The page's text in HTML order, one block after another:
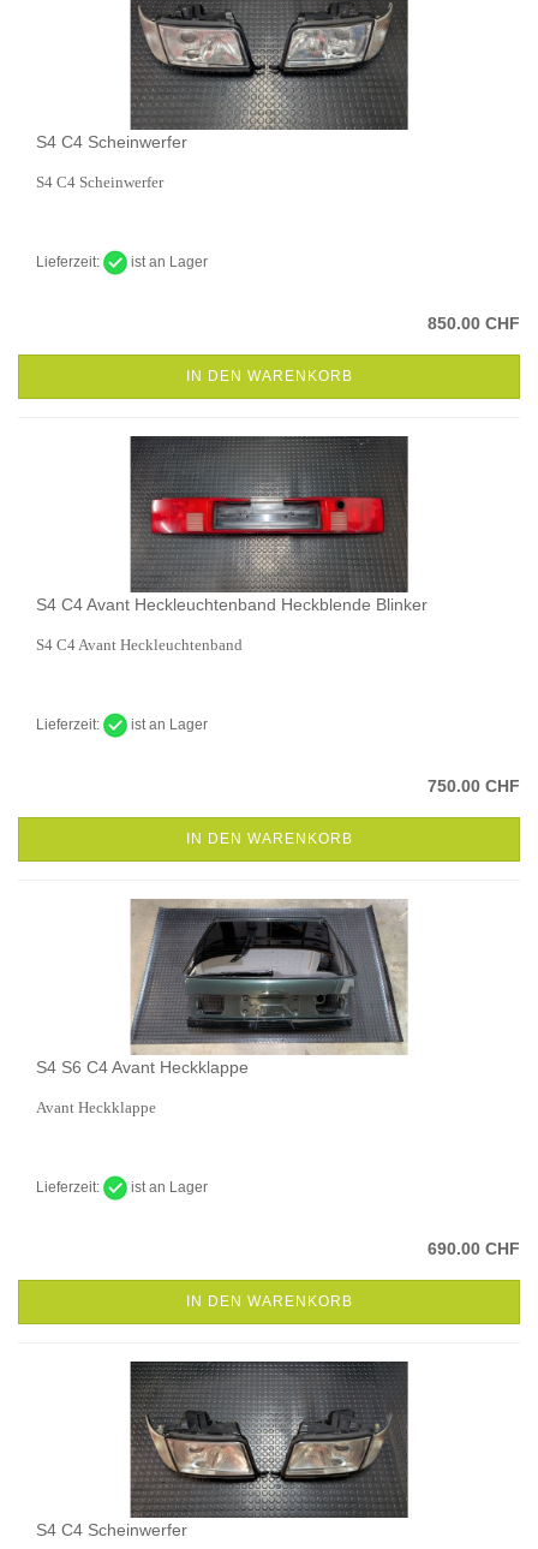
S4 C4 Scheinwerfer
S4 C4 Scheinwerfer
Lieferzeit: ist an Lager
850.00 CHF
IN DEN WARENKORB
S4 C4 Avant Heckleuchtenband Heckblende Blinker
S4 C4 Avant Heckleuchtenband
Lieferzeit: ist an Lager
750.00 CHF
IN DEN WARENKORB
S4 S6 C4 Avant Heckklappe
Avant Heckklappe
Lieferzeit: ist an Lager
690.00 CHF
IN DEN WARENKORB
S4 C4 Scheinwerfer